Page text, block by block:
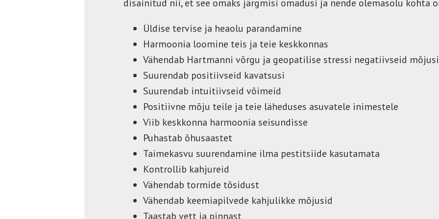
disainitud nii, et see omaks järgmisi omadusi ja nende olemasolu kohta
Üldise tervise ja heaolu parandamine
Harmoonia loomine teis ja teie keskkonnas
Vähendab Hartmanni võrgu ja geopatilise stressi negatiivseid
Suurendab positiivseid kavatsusi
Suurendab intuitiivseid võimeid
Positiivne mõju teile ja teie läheduses asuvatele inimestele
Viib keskkonna harmoonia seisundisse
Puhastab õhusaastet
Taimekasvu suurendamine ilma pestitsiide kasutamata
Kontrollib kahjureid
Vähendab tormide tõsidust
Vähendab keemiapilvede kahjulikke mõjusid
Taastab vett ja pinnast